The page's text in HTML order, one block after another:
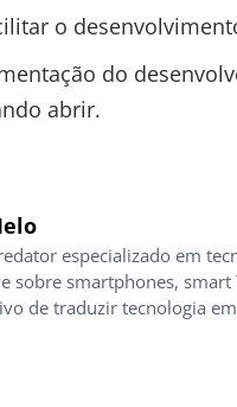
o
do
abrir.
especializado em
sobre smartphones,
de traduzir tecnologia